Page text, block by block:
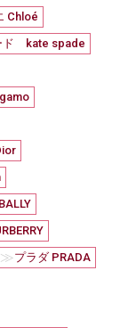
Chloé
ド kate spade
≫プラダ PRADA